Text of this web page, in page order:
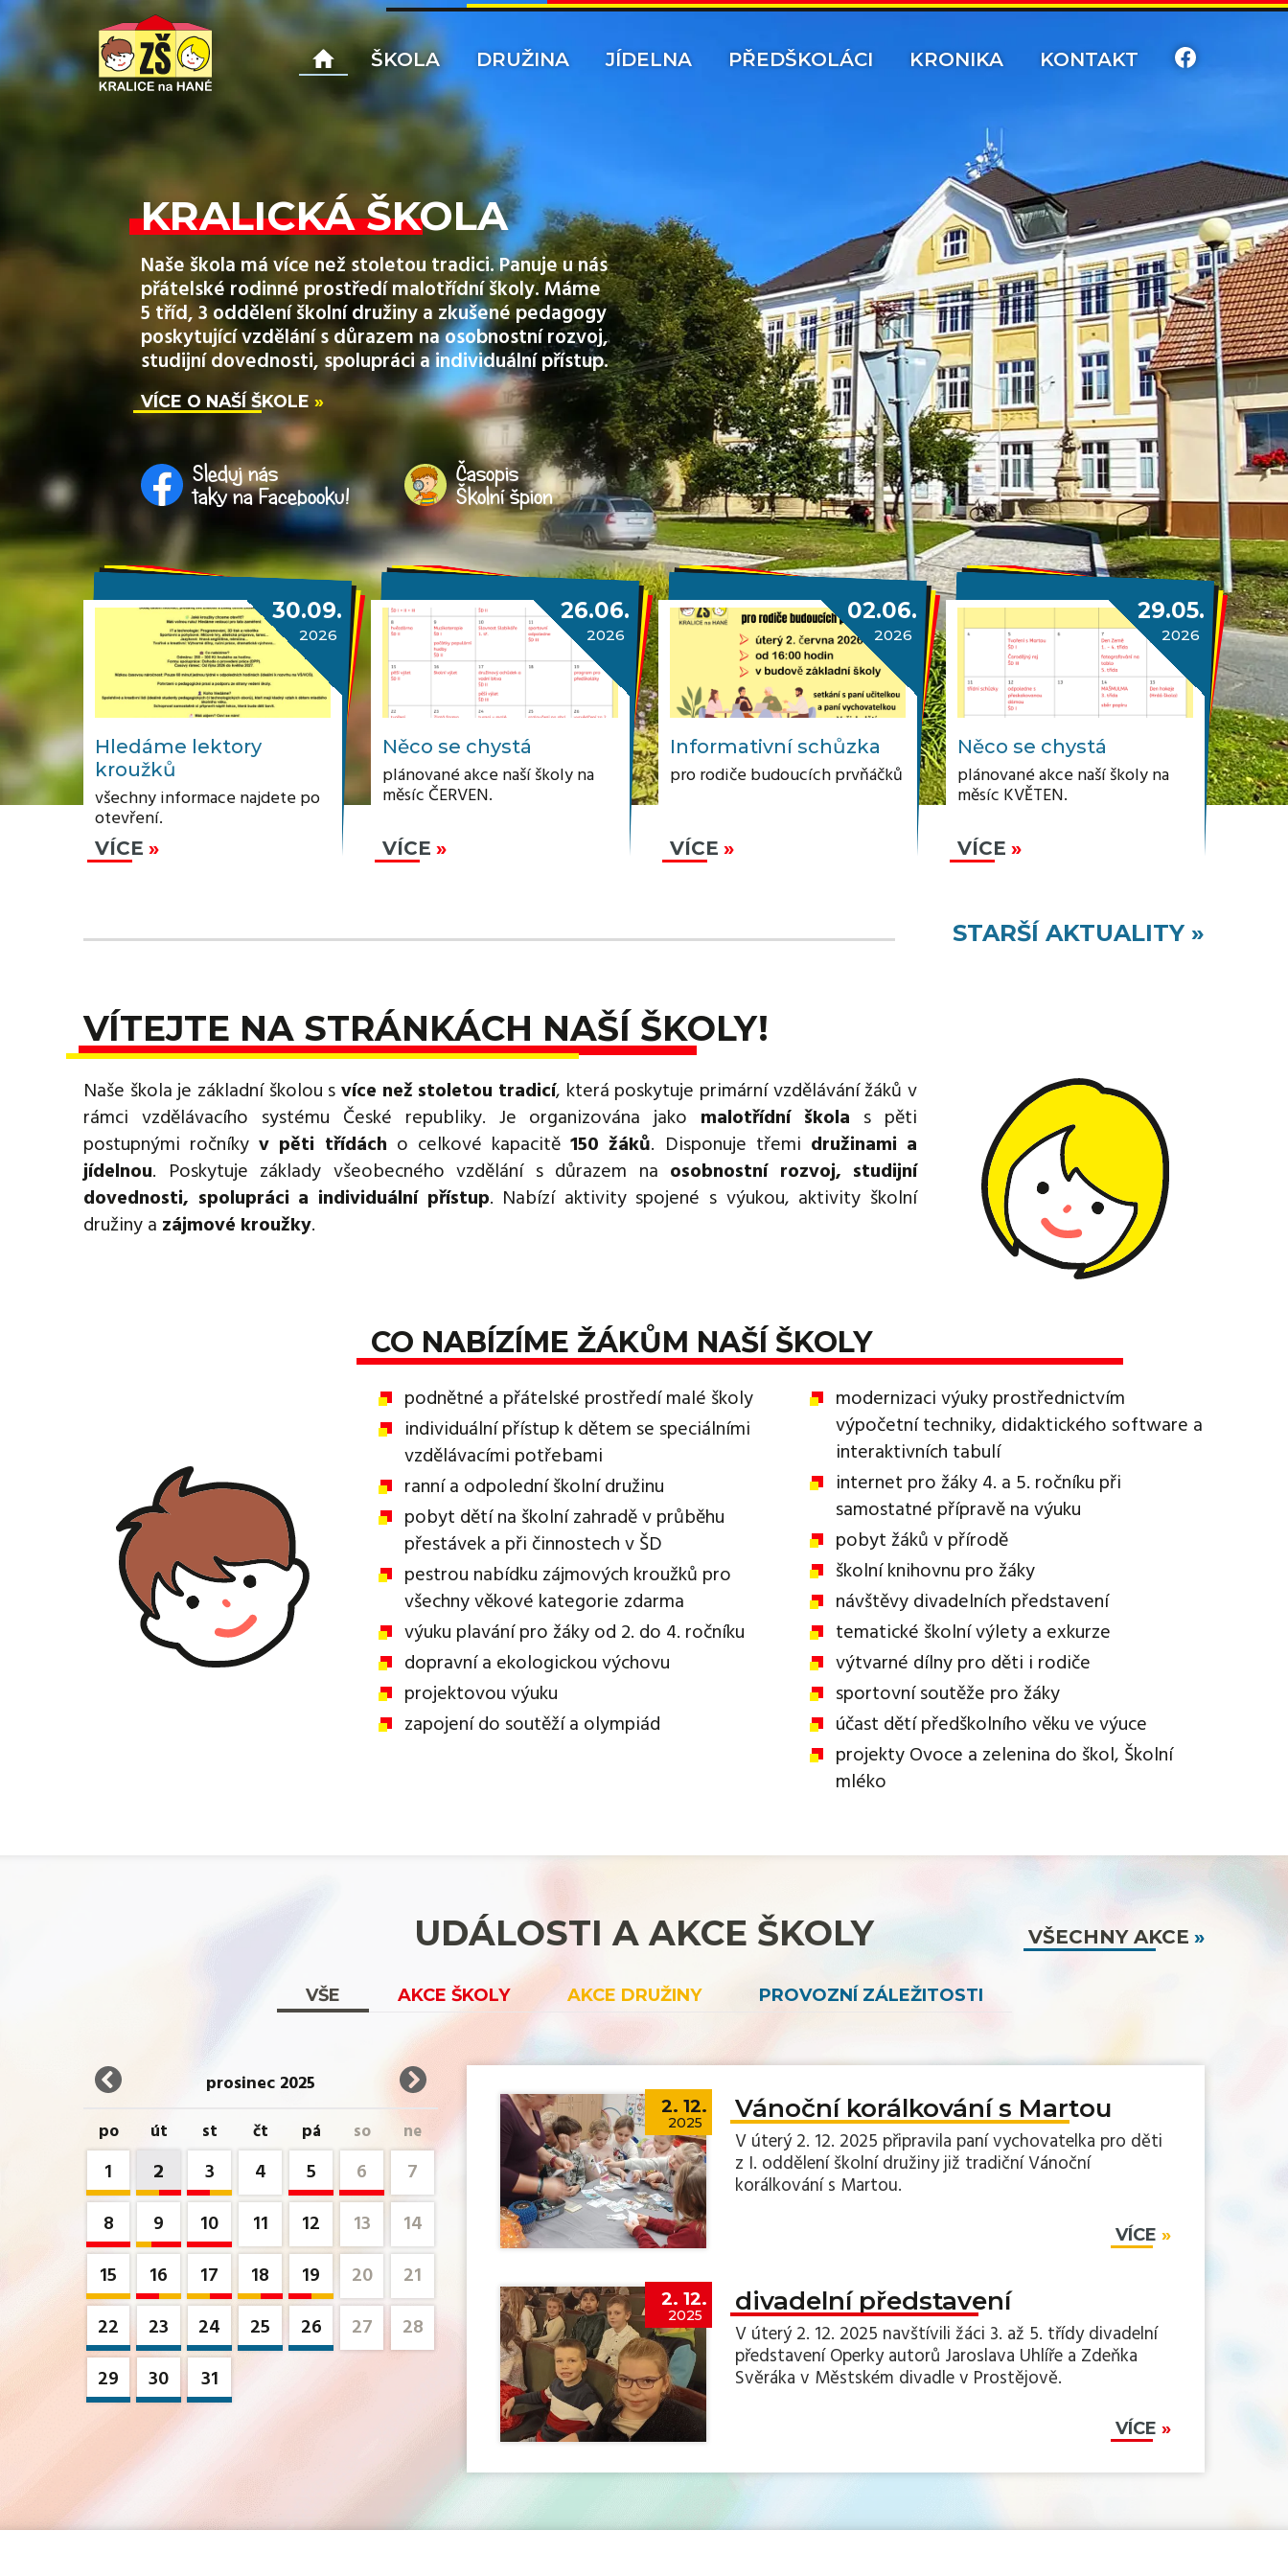
ŠKOLA DRUŽINA JÍDELNA PŘEDŠKOLÁCI KRONIKA KONTAKT
KRALICKÁ ŠKOLA
Naše škola má více než stoletou tradici. Panuje u nás
přátelské rodinné prostředí malotřídní školy. Máme
5 tříd, 3 oddělení školní družiny a zkušené pedagogy
poskytující vzdělání s důrazem na osobnostní rozvoj,
studijní dovednosti, spolupráci a individuální přístup.
VÍCE O NAŠÍ ŠKOLE
Sleduj nás
taky na Facebooku!
Časopis
Školní špion
30.09.
2026
Hledáme lektory
kroužků
všechny informace najdete po
otevření.
VÍCE
26.06.
2026
Něco se chystá
plánované akce naší školy na
měsíc ČERVEN.
VÍCE
02.06.
2026
Informativní schůzka
pro rodiče budoucích prvňáčků
VÍCE
29.05.
2026
Něco se chystá
plánované akce naší školy na
měsíc KVĚTEN.
VÍCE
STARŠÍ AKTUALITY »
VÍTEJTE NA STRÁNKÁCH NAŠÍ ŠKOLY!
Naše škola je základní školou svíce než stoletou tradicí, která poskytuje primární vzdělávání žáků v
rámci vzdělávacího systému České republiky. Je organizována jako malotřídní škola s pěti
postupnými ročníkyv pěti třídách o celkové kapacitě150 žáků. Disponuje třemi družinami a
jídelnou. Poskytuje základy všeobecného vzdělání s důrazem na osobnostní rozvoj, studijní
dovednosti, spolupráci a individuální přístup. Nabízí aktivity spojené s výukou, aktivity školní
družiny a zájmové kroužky.
CO NABÍZÍME ŽÁKŮM NAŠÍ ŠKOLY
podnětné a přátelské prostředí malé školy
individuální přístup k dětem se speciálními
vzdělávacími potřebami
ranní a odpolední školní družinu
pobyt dětí na školní zahradě v průběhu
přestávek a při činnostech v ŠD
pestrou nabídku zájmových kroužků pro
všechny věkové kategorie zdarma
výuku plavání pro žáky od 2. do 4. ročníku
dopravní a ekologickou výchovu
projektovou výuku
zapojení do soutěží a olympiád
modernizaci výuky prostřednictvím
výpočetní techniky, didaktického software a
interaktivních tabulí
internet pro žáky 4. a 5. ročníku při
samostatné přípravě na výuku
pobyt žáků v přírodě
školní knihovnu pro žáky
návštěvy divadelních představení
tematické školní výlety a exkurze
výtvarné dílny pro děti i rodiče
sportovní soutěže pro žáky
účast dětí předškolního věku ve výuce
projekty Ovoce a zelenina do škol, Školní
mléko
UDÁLOSTI A AKCE ŠKOLY VŠECHNY AKCE
VŠE AKCE ŠKOLY AKCE DRUŽINY PROVOZNÍ ZÁLEŽITOSTI
prosinec 2025
po út st čt pá so ne
1 2 3 4 5 6
7
8
9 10 11 12 13
14
15
16 17 18 19 20
21
22
23 24 25 26 27
28
29
30 31
2. 12.
2025 Vánoční korálkování s Martou
V úterý 2. 12. 2025 připravila paní vychovatelka pro děti
z I. oddělení školní družiny již tradiční Vánoční
korálkování s Martou.
VÍCE
2. 12.
2025 divadelní představení
V úterý 2. 12. 2025 navštívili žáci 3. až 5. třídy divadelní
představení Operky autorů Jaroslava Uhlíře a Zdeňka
Svěráka v Městském divadle v Prostějově.
VÍCE